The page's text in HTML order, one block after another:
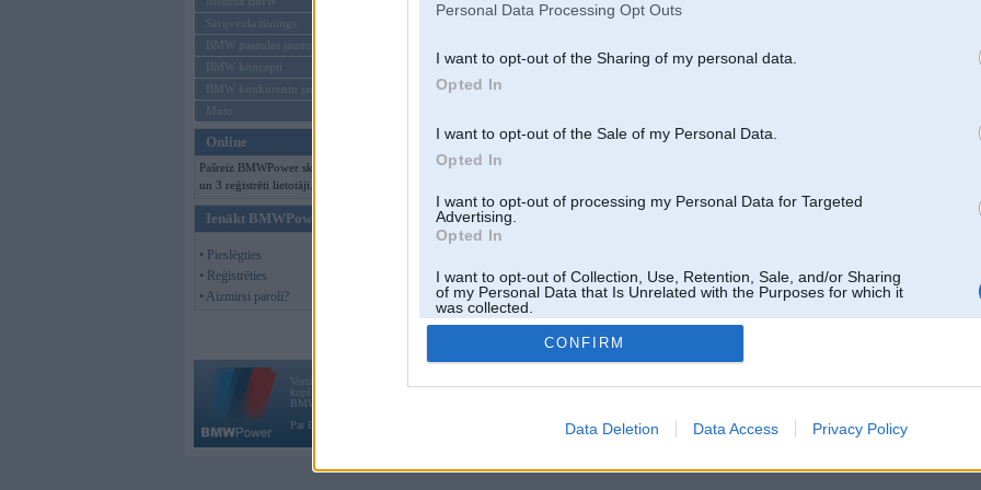
Personal Data Processing Opt Outs
I want to opt-out of the Sharing of my personal data.
Opted In
I want to opt-out of the Sale of my Personal Data.
Opted In
I want to opt-out of processing my Personal Data for Targeted
Advertising.
Opted In
I want to opt-out of Collection, Use, Retention, Sale, and/or Sharing
of my Personal Data that Is Unrelated with the Purposes for which it
was collected.
Opted Out
CONFIRM
Data Deletion Data Access Privacy Policy
Sērijveida tūnings
BMW pasaules jaunumi
BMW koncepti
BMW konkurentu jaunumi
Moto
Online
Pašreiz BMWPower skatās 77 viesi
un 3 reģistrēti lietotāji.
Ienākt BMWPower
• Pieslēgties
• Reģistrēties
• Aizmirsi paroli?
Vortāls BMWPower.lv darbojas
kopš 2002. gada 14. maija. Tas nav auto klubs un nav saistīts ar
BMW AG.
Par BMWPower